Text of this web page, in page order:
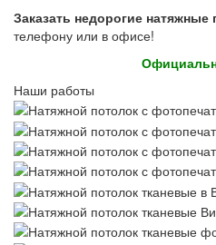
Заказать недорогие натяжные
телефону или в офисе!
Наши работы